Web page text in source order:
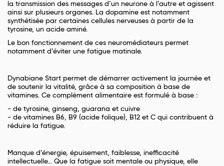
la transmission des messages d’un neurone à l’autre et agissent
ainsi sur plusieurs organes. La dopamine est notamment
synthétisée par certaines cellules nerveuses à partir de la
tyrosine, un acide aminé.
Le bon fonctionnement de ces neuromédiateurs permet
notamment d’éviter une fatigue matinale.
Dynabiane Start permet de démarrer activement la journée et
de soutenir la vitalité, grâce à sa composition à base de
vitamines. Ce complément alimentaire est formulé à base :
- de tyrosine, ginseng, guarana et cuivre
- de vitamines B6, B9 (acide folique), B12 et C qui contribuent à
réduire la fatigue.
Manque d’énergie, épuisement, faiblesse, inefficacité
intellectuelle… Que la fatigue soit mentale ou physique, elle